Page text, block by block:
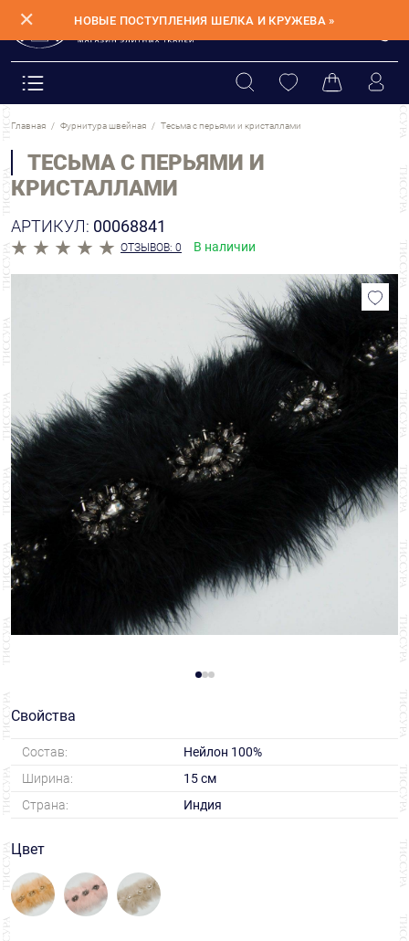
✕ НОВЫЕ ПОСТУПЛЕНИЯ ШЕЛКА И КРУЖЕВА »
Главная Фурнитура швейная Тесьма с перьями и кристаллами
ТЕСЬМА С ПЕРЬЯМИ И
КРИСТАЛЛАМИ
АРТИКУЛ: 00068841
ОТЗЫВОВ: 0 В наличии
Свойства
Состав:
Нейлон 100%
Ширина:
15 см
Страна:
Индия
Цвет